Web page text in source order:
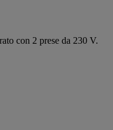
con 2 prese da 230 V.